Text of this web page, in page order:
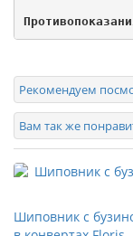
Рекомендуем
Вам так же
Шиповник с